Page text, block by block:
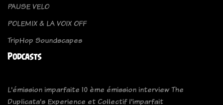
PAUSE VELO
POLEMIX & LA VOIX OFF
TripHop Soundscapes
Podcasts
L'émission imparfaite 10 ème émission interview The
Duplicata's Experience et Collectif l'imparfait